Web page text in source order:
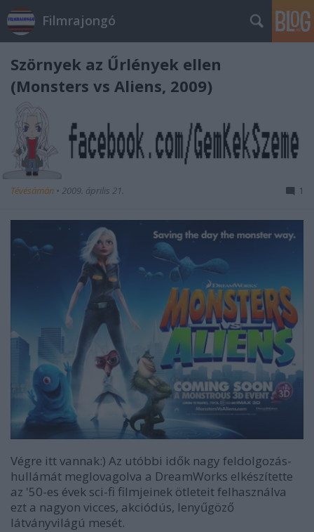
Filmrajongó
Szörnyek az Űrlények ellen
(Monsters vs Aliens, 2009)
Tévésámán • 2009. április 21. 1
Végre itt vannak:) Az utóbbi idők nagy feldolgozás-
hullámát meglovagolva a DreamWorks elkészítette
az '50-es évek sci-fi filmjeinek ötleteit felhasználva
ezt a nagyon vicces, akciódús, lenyűgöző
látványvilágú mesét.